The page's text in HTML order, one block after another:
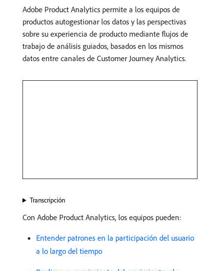
Adobe Product Analytics permite a los equipos de
productos autogestionar los datos y las perspectivas
sobre su experiencia de producto mediante flujos de
trabajo de análisis guiados, basados en los mismos
datos entre canales de Customer Journey Analytics.
Transcripción
Con Adobe Product Analytics, los equipos pueden:
Entender patrones en la participación del usuario
a lo largo del tiempo